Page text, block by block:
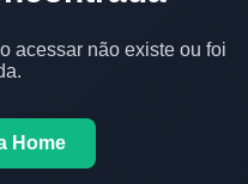
acessar não existe ou foi
Home